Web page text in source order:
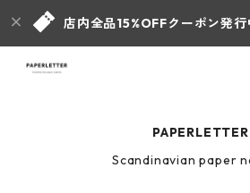
店内全品15%OFFクーポン発行
PAPERLETTER
Scandinavian paper